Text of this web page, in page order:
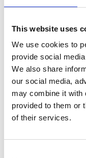
This website uses
We use cookies to
provide social
We also share
our social media,
may combine it with
provided to them or
of their services.